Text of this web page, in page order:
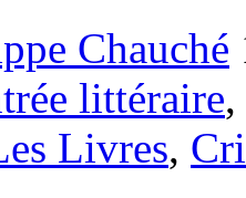
Chauché
littéraire,
Livres,